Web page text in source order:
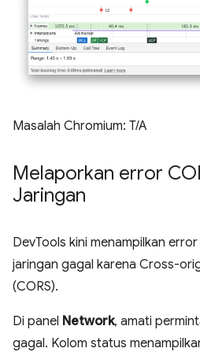
Masalah Chromium: T/A
Melaporkan error
Jaringan
DevTools kini menampilkan
jaringan gagal karena Cross-
(CORS).
Di panel Network, amati
gagal. Kolom status